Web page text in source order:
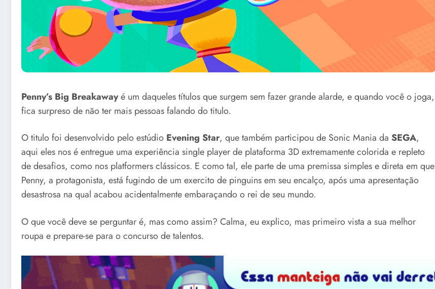
Penny’s Big Breakawayé um daqueles títulos que surgem sem fazer grande alarde, e quando você o joga,
fica surpreso de não ter mais pessoas falando do titulo.
O titulo foi desenvolvido pelo estúdio Evening Star, que também participou de Sonic Mania da SEGA,
aqui eles nos é entregue uma experiência single player de plataforma 3D extremamente colorida e repleto
de desafios, como nos platformers clássicos. E como tal, ele parte de uma premissa simples e direta em que
Penny, a protagonista, está fugindo de um exercito de pinguins em seu encalço, após uma apresentação
desastrosa na qual acabou acidentalmente embaraçando o rei de seu mundo.
O que você deve se perguntar é, mas como assim? Calma, eu explico, mas primeiro vista a sua melhor
roupa e prepare-se para o concurso de talentos.